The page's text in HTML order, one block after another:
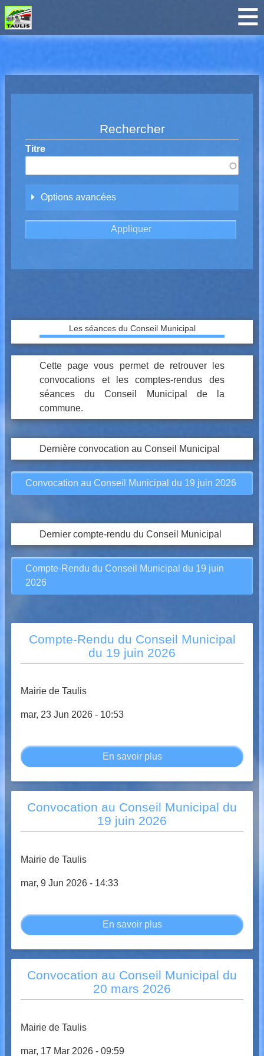
Breadcrumbs
Les séances du Conseil Municipal
Cette page vous permet de retrouver les
convocations et les comptes-rendus des
séances du Conseil Municipal de la
commune.
Dernière convocation au Conseil Municipal
Convocation au Conseil Municipal du 19 juin 2026
Dernier compte-rendu du Conseil Municipal
Compte-Rendu du Conseil Municipal du 19 juin
2026
Compte-Rendu du Conseil Municipal
du 19 juin 2026
Mairie de Taulis
mar, 23 Jun 2026 - 10:53
En savoir plussur
Compte-
Rendu
Conseil
Municipal
Convocation au Conseil Municipal du
19 juin 2026
Mairie de Taulis
mar, 9 Jun 2026 - 14:33
En savoir plussur
Convocation
au
Municipal
du
Convocation au Conseil Municipal du
20 mars 2026
Mairie de Taulis
mar, 17 Mar 2026 - 09:59
Rechercher
Titre
Options avancées